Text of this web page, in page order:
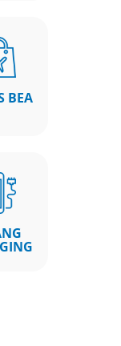
BEA